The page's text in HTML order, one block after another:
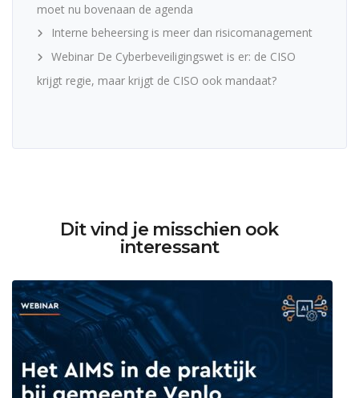
moet nu bovenaan de agenda
Interne beheersing is meer dan risicomanagement
Webinar De Cyberbeveiligingswet is er: de CISO
krijgt regie, maar krijgt de CISO ook mandaat?
Dit vind je misschien ook
interessant